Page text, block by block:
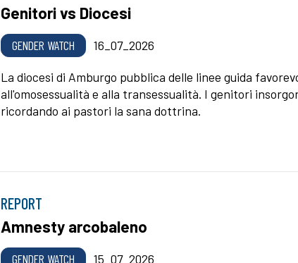
Genitori vs Diocesi
GENDER WATCH 16_07_2026
La diocesi di Amburgo pubblica delle linee guida
all'omosessualità e alla transessualità. I genitori
ricordando ai pastori la sana dottrina.
REPORT
Amnesty arcobaleno
GENDER WATCH 15_07_2026